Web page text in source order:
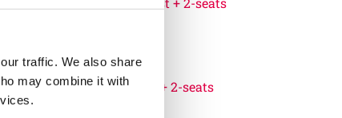
traffic. We also share
may combine it with
swing for birds nest + 2-seats
100:-